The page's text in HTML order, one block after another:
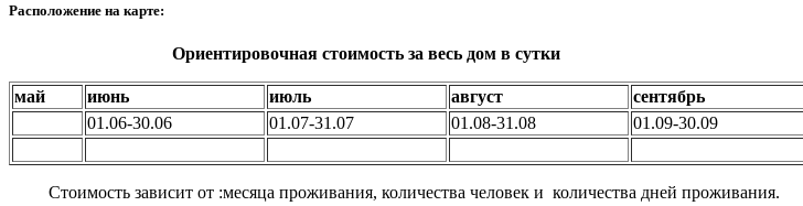
Расположение на карте:
Ориентировочная стоимость за весь дом в сутки
май июнь июль август
сентябрь
01.06-30.06
01.07-31.07 01.08-31.08 01.09-30.09
Стоимость зависит от :месяца проживания, количества человек и количества дней проживания.